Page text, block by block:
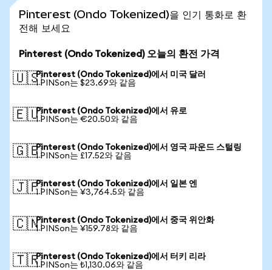
Pinterest (Ondo Tokenized)을 인기 통화로 환
전해 보세요
Pinterest (Ondo Tokenized) 오늘의 환전 가격
🇺🇸Pinterest (Ondo Tokenized)에서 미국 달러
1 PINSon는 $23.69와 같음
🇪🇺Pinterest (Ondo Tokenized)에서 유로
1 PINSon는 €20.50와 같음
🇬🇧Pinterest (Ondo Tokenized)에서 영국 파운드 스털링
1 PINSon는 £17.52와 같음
🇯🇵Pinterest (Ondo Tokenized)에서 일본 엔
1 PINSon는 ¥3,764.5와 같음
🇨🇳Pinterest (Ondo Tokenized)에서 중국 위안화
1 PINSon는 ¥159.78와 같음
🇹🇷Pinterest (Ondo Tokenized)에서 터키 리라
1 PINSon는 ₺1,130.06와 같음